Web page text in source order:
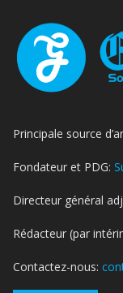
Principale source
Fondateur et PDG:
Directeur général
Rédacteur (par
Contactez-nous: